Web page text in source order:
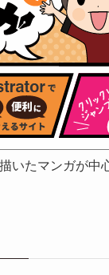
いたマンガが中